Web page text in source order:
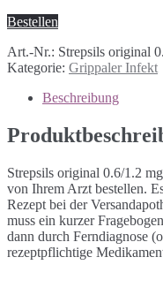
Bestellen
Art.-Nr.: Strepsils original
Kategorie: Grippaler Infekt
Beschreibung
Strepsils original 0.6/1.2
von Ihrem Arzt bestellen.
Rezept bei der
muss ein kurzer
dann durch Ferndiagnose
rezeptpflichtige